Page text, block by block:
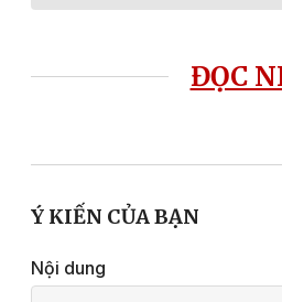
ĐỌC
Ý KIẾN CỦA BẠN
Nội dung